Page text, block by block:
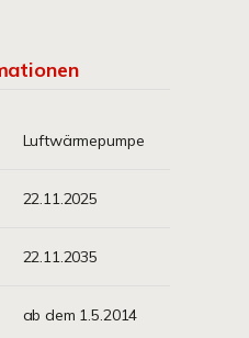
Luftwärmepumpe
22.11.2025
22.11.2035
ab dem 1.5.2014